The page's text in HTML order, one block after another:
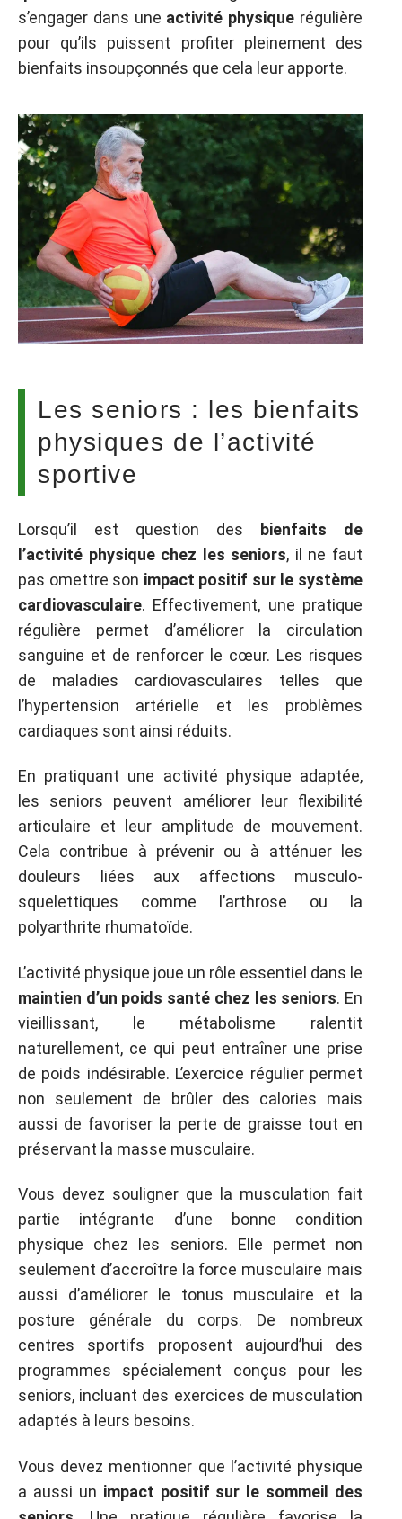
s’engager dans une activité physique régulière
pour qu’ils puissent profiter pleinement des
bienfaits insoupçonnés que cela leur apporte.
Les seniors : les bienfaits
physiques de l’activité
sportive
Lorsqu’il est question des bienfaits de
l’activité physique chez les seniors, il ne faut
pas omettre son impact positif sur le système
cardiovasculaire. Effectivement, une pratique
régulière permet d’améliorer la circulation
sanguine et de renforcer le cœur. Les risques
de maladies cardiovasculaires telles que
l’hypertension artérielle et les problèmes
cardiaques sont ainsi réduits.
En pratiquant une activité physique adaptée,
les seniors peuvent améliorer leur flexibilité
articulaire et leur amplitude de mouvement.
Cela contribue à prévenir ou à atténuer les
douleurs liées aux affections musculo-
squelettiques comme l’arthrose ou la
polyarthrite rhumatoïde.
L’activité physique joue un rôle essentiel dans le
maintien d’un poids santé chez les seniors. En
vieillissant, le métabolisme ralentit
naturellement, ce qui peut entraîner une prise
de poids indésirable. L’exercice régulier permet
non seulement de brûler des calories mais
aussi de favoriser la perte de graisse tout en
préservant la masse musculaire.
Vous devez souligner que la musculation fait
partie intégrante d’une bonne condition
physique chez les seniors. Elle permet non
seulement d’accroître la force musculaire mais
aussi d’améliorer le tonus musculaire et la
posture générale du corps. De nombreux
centres sportifs proposent aujourd’hui des
programmes spécialement conçus pour les
seniors, incluant des exercices de musculation
adaptés à leurs besoins.
Vous devez mentionner que l’activité physique
a aussi un impact positif sur le sommeil des